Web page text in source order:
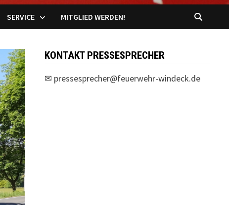
SERVICE MITGLIED WERDEN!
KONTAKT PRESSESPRECHER
✉ pressesprecher@feuerwehr-windeck.de